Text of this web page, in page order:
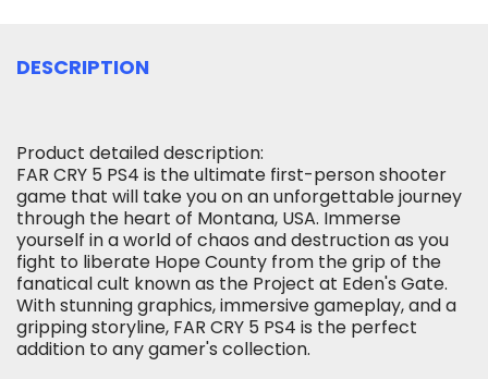
DESCRIPTION
Product detailed description:
FAR CRY 5 PS4 is the ultimate first-person shooter
game that will take you on an unforgettable journey
through the heart of Montana, USA. Immerse
yourself in a world of chaos and destruction as you
fight to liberate Hope County from the grip of the
fanatical cult known as the Project at Eden's Gate.
With stunning graphics, immersive gameplay, and a
gripping storyline, FAR CRY 5 PS4 is the perfect
addition to any gamer's collection.